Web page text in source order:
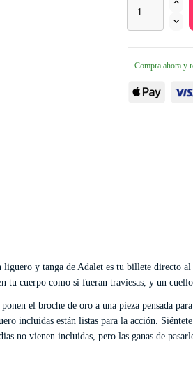
Compra ahora y
y tanga de Adalet es tu billete directo al
tu cuerpo como si fueran traviesas, y un
el broche de oro a una pieza pensada para
incluidas están listas para la acción.
no vienen incluidas, pero las ganas de